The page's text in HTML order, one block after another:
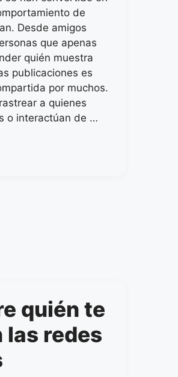
de
Desde amigos
que apenas
quién muestra
publicaciones es
por muchos.
a quienes
o interactúan de …
quién te
las redes